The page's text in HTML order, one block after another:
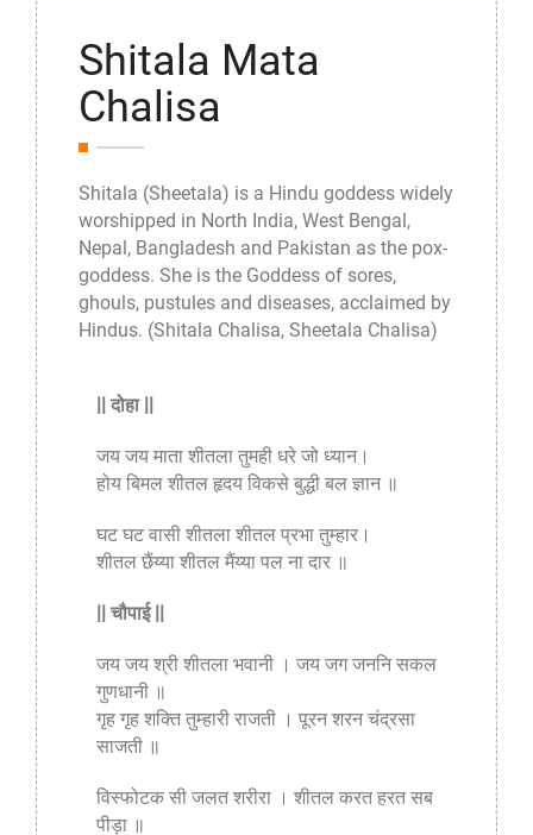
Shitala Mata
Chalisa
Shitala (Sheetala) is a Hindu goddess widely
worshipped in North India, West Bengal,
Nepal, Bangladesh and Pakistan as the pox-
goddess. She is the Goddess of sores,
ghouls, pustules and diseases, acclaimed by
Hindus. (Shitala Chalisa, Sheetala Chalisa)
|| दोहा ||
जय जय माता शीतला तुमही धरे जो ध्यान।
होय बिमल शीतल हृदय विकसे बुद्धी बल ज्ञान ॥
घट घट वासी शीतला शीतल प्रभा तुम्हार।
शीतल छैंय्या शीतल मैंय्या पल ना दार ॥
|| चौपाई ||
जय जय श्री शीतला भवानी । जय जग जननि सकल
गुणधानी ॥
गृह गृह शक्ति तुम्हारी राजती । पूरन शरन चंद्रसा
साजती ॥
विस्फोटक सी जलत शरीरा । शीतल करत हरत सब
पीड़ा ॥